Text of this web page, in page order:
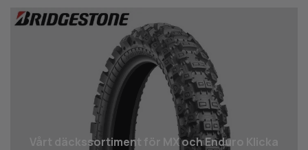
Vårt däcks­sortiment för MX och Enduro Klicka